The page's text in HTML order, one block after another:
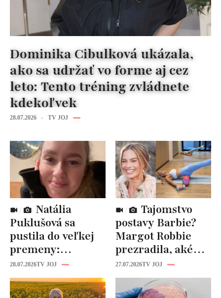
Dominika Cibulková ukázala,
ako sa udržať vo forme aj cez
leto: Tento tréning zvládnete
kdekoľvek
28.07.2026 TV JOJ
Puklušová sa
pustila do veľkej
premeny:
Odborníci však
varujú, pozor na
prísne diéty!
28.07.2026TV JOJ
postavy Barbie?
Margot Robbie
prezradila, aké
cviky jej pomohli
spevniť celé telo
27.07.2026TV JOJ